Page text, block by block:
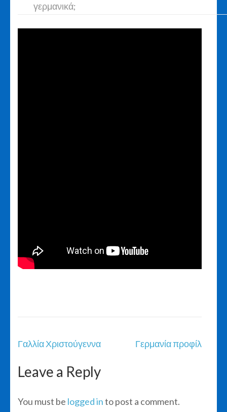
γερμανικά;
Post
navigation
Γαλλία Χριστούγεννα Γερμανία προφίλ
Leave a Reply
You must be logged into post a comment.